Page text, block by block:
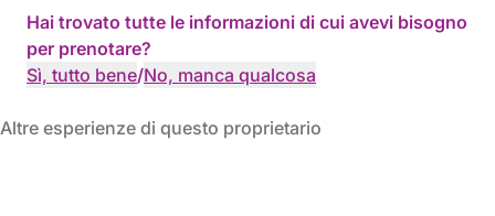
Hai trovato tutte le informazioni di cui avevi bisogno
per prenotare?
Sì, tutto bene/No, manca qualcosa
Altre esperienze di questo proprietario